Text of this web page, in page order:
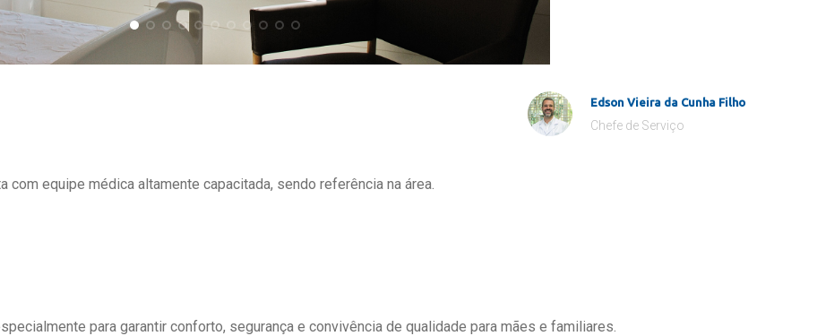
Edson Vieira da Cunha Filho
Chefe de Serviço
equipe médica altamente capacitada, sendo referência na área.
para garantir conforto, segurança e convivência de qualidade para mães e familiares.